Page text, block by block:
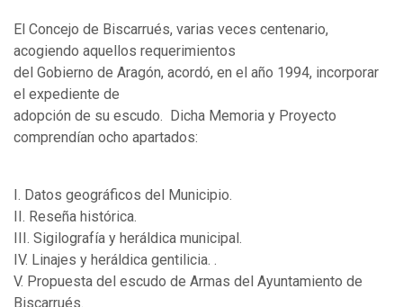
El Concejo de Biscarrués, varias veces centenario,
acogiendo aquellos requerimientos
del Gobierno de Aragón, acordó, en el año 1994, incorporar
el expediente de
adopción de su escudo. Dicha Memoria y Proyecto
comprendían ocho apartados:
I. Datos geográficos del Municipio.
II. Reseña histórica.
III. Sigilografía y heráldica municipal.
IV. Linajes y heráldica gentilicia. .
V. Propuesta del escudo de Armas del Ayuntamiento de
Biscarrués.